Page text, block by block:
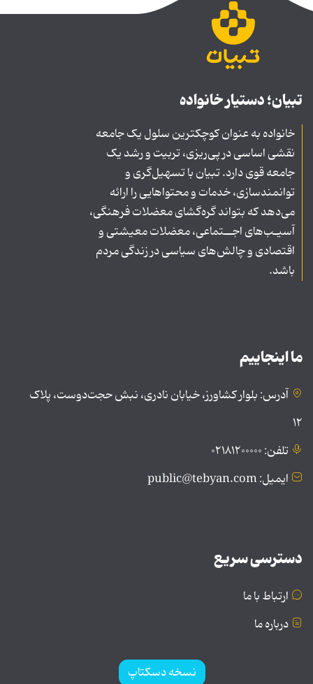
تبیان؛ دستیار خانواده
خانواده به عنوان کوچکترین سلول یک جامعه
نقشی اساسی در پی‌ریزی، تربیت و رشد یک
جامعه قوی دارد. تبیان با تسهیل‌گری و
توانمندسازی، خدمات و محتواهایی را ارائه
می‌دهد که بتواند گره‌گشای معضلات فرهنگی،
آسیـب‌های اجــتماعی، معضلات معیشتی و
اقتصادی و چالش‌های سیاسی در زندگی مردم
باشد.
ما اینجاییم
آدرس: بلوار کشاورز، خیابان نادری، نبش حجت‌دوست، پلاک
۱۲
تلفن: ۰۲۱۸۱۲۰۰۰۰۰
ایمیل: public@tebyan.com
دسترسی سریع
ارتباط با ما
درباره ما
نسخه دسکتاپ